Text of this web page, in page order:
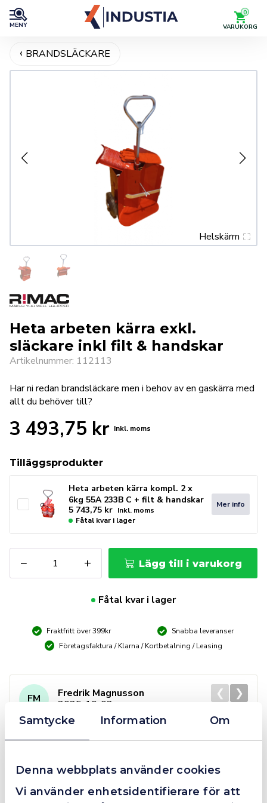
Samtycke Information Om
Denna webbplats använder cookies
Vi använder enhetsidentifierare för att
MENY
0
VARUKORG
BRANDSLÄCKARE
Helskärm
Heta arbeten kärra exkl.
släckare inkl filt & handskar
Artikelnummer: 112113
Har ni redan brandsläckare men i behov av en gaskärra med
allt du behöver till?
3 493,75 kr Inkl. moms
Tilläggsprodukter
Heta arbeten kärra kompl. 2 x
6kg 55A 233B C + filt & handskar
5 743,75 kr Inkl. moms
Fåtal kvar i lager
Mer info
−
arbeten
kärra
mängd
+ Lägg till i varukorg
Fåtal kvar i lager
Fraktfritt över 399kr
Snabba leveranser
Företagsfaktura / Klarna / Kortbetalning / Leasing
FM
Fredrik Magnusson
2025-10-02
Grym service!
Dom här grabbarna är definitionen av serviceminded.
Trots en billigare order, som det blev lite strul med,
❮ ❯